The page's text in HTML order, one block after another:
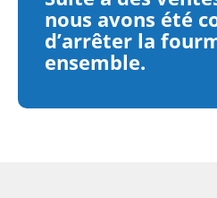
nous avons été
d’arrêter la
ensemble.